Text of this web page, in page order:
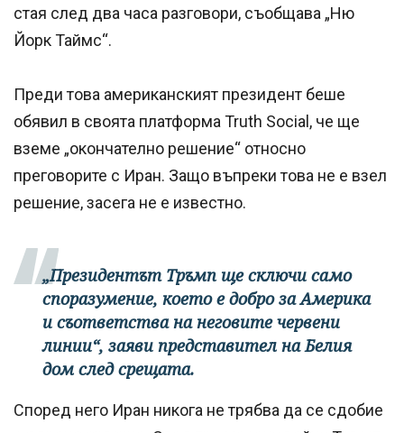
стая след два часа разговори, съобщава „Ню
Йорк Таймс“.
Преди това американският президент беше
обявил в своята платформа Truth Social, че ще
вземе „окончателно решение“ относно
преговорите с Иран. Защо въпреки това не е взел
решение, засега не е известно.
„Президентът Тръмп ще сключи само
споразумение, което е добро за Америка
и съответства на неговите червени
линии“, заяви представител на Белия
дом след срещата.
Според него Иран никога не трябва да се сдобие